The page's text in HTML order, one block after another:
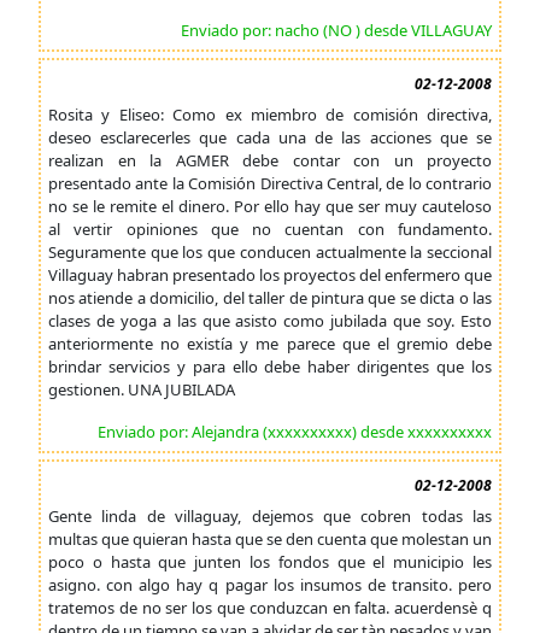
Enviado por: nacho (NO ) desde VILLAGUAY
02-12-2008
Rosita y Eliseo: Como ex miembro de comisión directiva,
deseo esclarecerles que cada una de las acciones que se
realizan en la AGMER debe contar con un proyecto
presentado ante la Comisión Directiva Central, de lo contrario
no se le remite el dinero. Por ello hay que ser muy cauteloso
al vertir opiniones que no cuentan con fundamento.
Seguramente que los que conducen actualmente la seccional
Villaguay habran presentado los proyectos del enfermero que
nos atiende a domicilio, del taller de pintura que se dicta o las
clases de yoga a las que asisto como jubilada que soy. Esto
anteriormente no existía y me parece que el gremio debe
brindar servicios y para ello debe haber dirigentes que los
gestionen. UNA JUBILADA
Enviado por: Alejandra (xxxxxxxxxx) desde xxxxxxxxxx
02-12-2008
Gente linda de villaguay, dejemos que cobren todas las
multas que quieran hasta que se den cuenta que molestan un
poco o hasta que junten los fondos que el municipio les
asigno. con algo hay q pagar los insumos de transito. pero
tratemos de no ser los que conduzcan en falta. acuerdensè q